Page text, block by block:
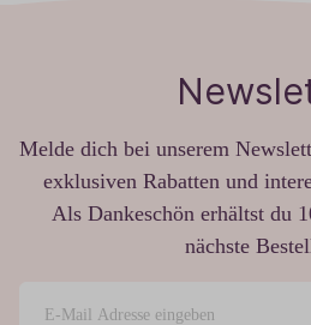
Melde dich bei unserem
exklusiven Rabatten und
Als Dankeschön erhältst du
nächste